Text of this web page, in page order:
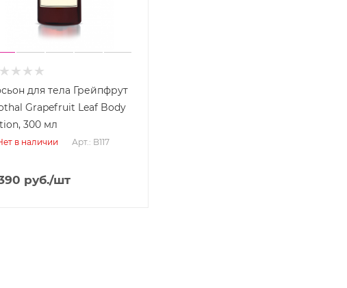
для тела Грейпфрут
Grapefruit Leaf Body
300 мл
в наличии Арт.: B117
руб./шт